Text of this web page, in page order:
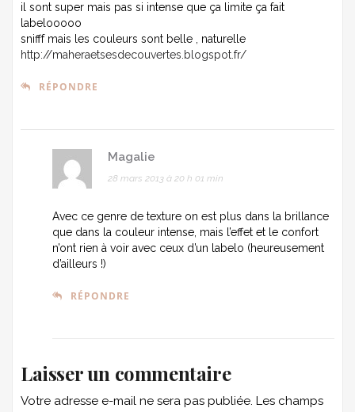
il sont super mais pas si intense que ça limite ça fait
labelooooo
snifff mais les couleurs sont belle , naturelle
http://maheraetsesdecouvertes.blogspot.fr/
RÉPONDRE
Magalie
28 mars 2013 à 20 h 01 min
Avec ce genre de texture on est plus dans la brillance
que dans la couleur intense, mais l’effet et le confort
n’ont rien à voir avec ceux d’un labelo (heureusement
d’ailleurs !)
RÉPONDRE
Laisser un commentaire
Votre adresse e-mail ne sera pas publiée. Les champs